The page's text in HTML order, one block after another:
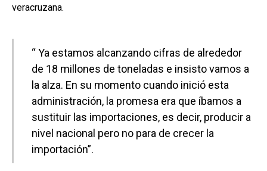
veracruzana.
“ Ya estamos alcanzando cifras de alrededor
de 18 millones de toneladas e insisto vamos a
la alza. En su momento cuando inició esta
administración, la promesa era que íbamos a
sustituir las importaciones, es decir, producir a
nivel nacional pero no para de crecer la
importación”.